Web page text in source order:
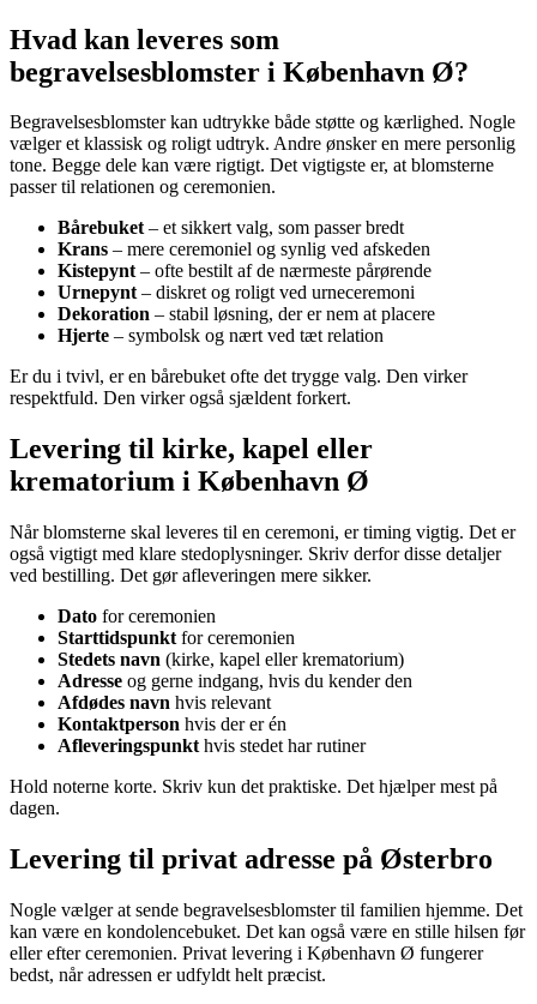
Hvad kan leveres som
begravelsesblomster i København Ø?
Begravelsesblomster kan udtrykke både støtte og kærlighed. Nogle
vælger et klassisk og roligt udtryk. Andre ønsker en mere personlig
tone. Begge dele kan være rigtigt. Det vigtigste er, at blomsterne
passer til relationen og ceremonien.
Bårebuket– et sikkert valg, som passer bredt
Krans – mere ceremoniel og synlig ved afskeden
Kistepynt– ofte bestilt af de nærmeste pårørende
Urnepynt– diskret og roligt ved urneceremoni
Dekoration – stabil løsning, der er nem at placere
Hjerte – symbolsk og nært ved tæt relation
Er du i tvivl, er en bårebuket ofte det trygge valg. Den virker
respektfuld. Den virker også sjældent forkert.
Levering til kirke, kapel eller
krematorium i København Ø
Når blomsterne skal leveres til en ceremoni, er timing vigtig. Det er
også vigtigt med klare stedoplysninger. Skriv derfor disse detaljer
ved bestilling. Det gør afleveringen mere sikker.
Dato for ceremonien
Starttidspunkt for ceremonien
Stedets navn (kirke, kapel eller krematorium)
Adresse og gerne indgang, hvis du kender den
Afdødes navn hvis relevant
Kontaktperson hvis der er én
Afleveringspunkt hvis stedet har rutiner
Hold noterne korte. Skriv kun det praktiske. Det hjælper mest på
dagen.
Levering til privat adresse på Østerbro
Nogle vælger at sende begravelsesblomster til familien hjemme. Det
kan være en kondolencebuket. Det kan også være en stille hilsen før
eller efter ceremonien. Privat levering i København Ø fungerer
bedst, når adressen er udfyldt helt præcist.